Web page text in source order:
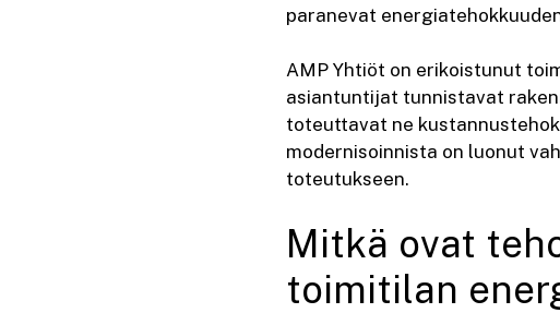
paranevat
AMP Yhtiöt on erikoistunut
asiantuntijat tunnistavat
toteuttavat ne
modernisoinnista on luonut
toteutukseen.
Mitkä ovat
toimitilan